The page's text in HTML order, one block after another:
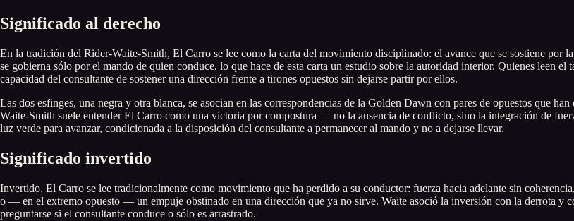
Significado al derecho
En la tradición del Rider-Waite-Smith, El Carro se lee como la carta del movimiento disciplinado: el avance que se sostiene
se gobierna sólo por el mando de quien conduce, lo que hace de esta carta un estudio sobre la autoridad interior. Quienes leen
capacidad del consultante de sostener una dirección frente a tirones opuestos sin dejarse partir por ellos.
Las dos esfinges, una negra y otra blanca, se asocian en las correspondencias de la Golden Dawn con pares de opuestos que
Waite-Smith suele entender El Carro como una victoria por compostura — no la ausencia de conflicto, sino la integración de
luz verde para avanzar, condicionada a la disposición del consultante a permanecer al mando y no a dejarse llevar.
Significado invertido
Invertido, El Carro se lee tradicionalmente como movimiento que ha perdido a su conductor: fuerza hacia adelante sin
o — en el extremo opuesto — un empuje obstinado en una dirección que ya no sirve. Waite asoció la inversión con la derrota y
preguntarse si el consultante conduce o sólo es arrastrado.